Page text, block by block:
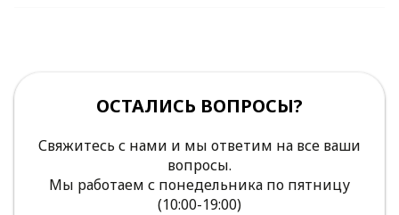
ОСТАЛИСЬ ВОПРОСЫ?
Свяжитесь с нами и мы ответим на все ваши
вопросы.
Мы работаем с понедельника по пятницу
(10:00-19:00)